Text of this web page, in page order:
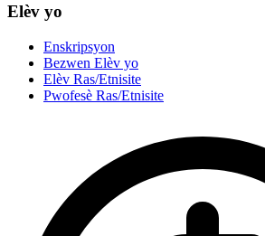
Elèv yo
Enskripsyon
Bezwen Elèv yo
Elèv Ras/Etnisite
Pwofesè Ras/Etnisite